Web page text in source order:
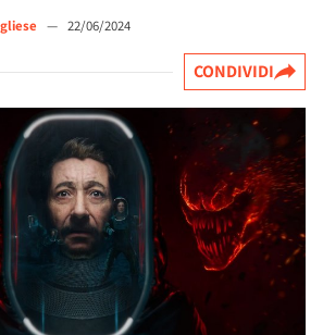
— 22/06/2024
CONDIVIDI